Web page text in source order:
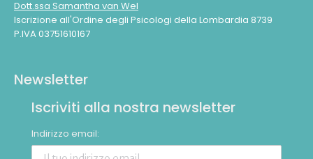
Dott.ssa Samantha van Wel
Iscrizione all'Ordine degli Psicologi della Lombardia 8739
P.IVA 03751610167
Newsletter
Iscriviti alla nostra newsletter
Indirizzo email: